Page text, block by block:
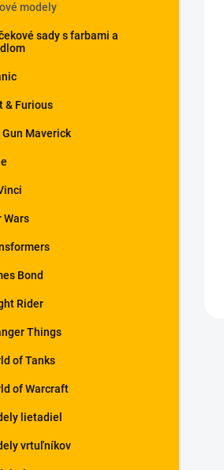
modely
sady s farbami a
& Furious
Gun Maverick
Wars
Bond
Rider
Things
of Tanks
of Warcraft
lietadiel
vrtuľníkov